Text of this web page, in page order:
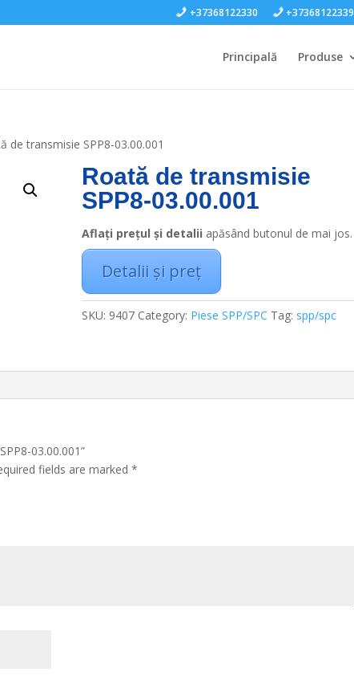
+37368122330 +37368122339
Principală Produse
de transmisie SPP8-03.00.001
Roată de transmisie
SPP8-03.00.001
Aflați prețul și detalii apăsând butonul de mai jos.
Detalii și preț
SKU: 9407 Category: Piese SPP/SPC Tag: spp/spc
03.00.001”
fields are marked*